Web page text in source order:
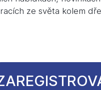
ze světa kolem